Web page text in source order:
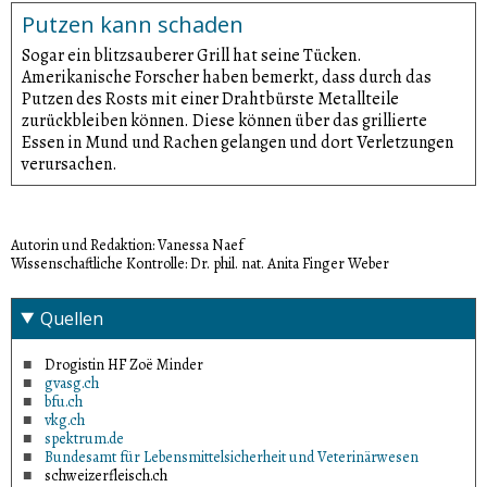
Putzen kann schaden
Sogar ein blitzsauberer Grill hat seine Tücken.
Amerikanische Forscher haben bemerkt, dass durch das
Putzen des Rosts mit einer Drahtbürste Metallteile
zurückbleiben können. Diese können über das grillierte
Essen in Mund und Rachen gelangen und dort Verletzungen
verursachen.
Autorin und Redaktion: Vanessa Naef
Wissenschaftliche Kontrolle: Dr. phil. nat. Anita Finger Weber
Quellen
Drogistin HF Zoë Minder
gvasg.ch
bfu.ch
vkg.ch
spektrum.de
Bundesamt für Lebensmittelsicherheit und Veterinärwesen
schweizerfleisch.ch